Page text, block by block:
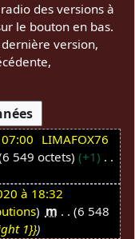
des versions à
le bouton en bas.
version,
LIMAFOX76
6 549 octets
+1
à 18:32
m
6 548
1}}